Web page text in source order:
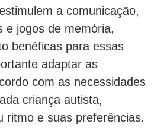
a comunicação,
e jogos de memória,
benéficas para essas
adaptar as
com as necessidades
criança autista,
ritmo e suas preferências.